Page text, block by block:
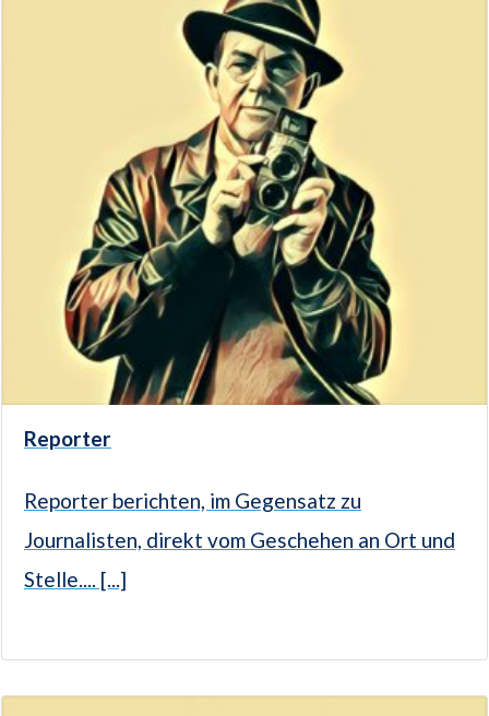
Reporter
Reporter berichten, im Gegensatz zu
Journalisten, direkt vom Geschehen an Ort und
Stelle.... [...]